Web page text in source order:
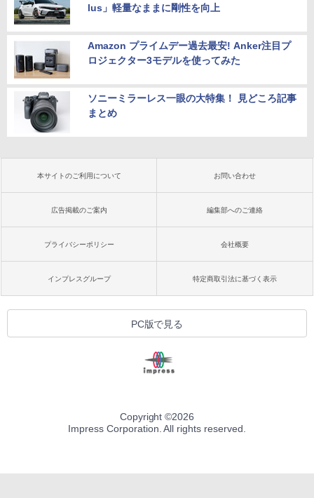
lus」軽量なままに剛性を向上
Amazon プライムデー過去最安! Anker注目プ
ロジェクター3モデルを使ってみた
ソニーミラーレス一眼の大特集！ 見どころ記事
まとめ
本サイトのご利用について お問い合わせ
広告掲載のご案内 編集部へのご連絡
プライバシーポリシー 会社概要
インプレスグループ 特定商取引法に基づく表示
PC版で見る
Copyright ©2026
Impress Corporation. All rights reserved.